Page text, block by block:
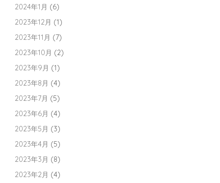
2024年1月 (6)
2023年12月 (1)
2023年11月 (7)
2023年10月 (2)
2023年9月 (1)
2023年8月 (4)
2023年7月 (5)
2023年6月 (4)
2023年5月 (3)
2023年4月 (5)
2023年3月 (8)
2023年2月 (4)